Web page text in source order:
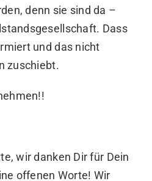
denn sie sind da –
Dass
und das nicht
zuschiebt.
wir danken Dir für Dein
offenen Worte! Wir